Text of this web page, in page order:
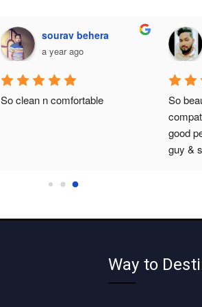
sourav behera
a year ago
So clean n comfortable
So
good
guy &
Way to